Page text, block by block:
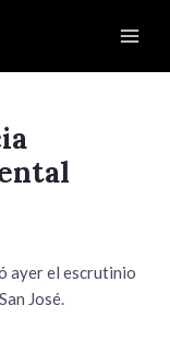
ayer el escrutinio
José.